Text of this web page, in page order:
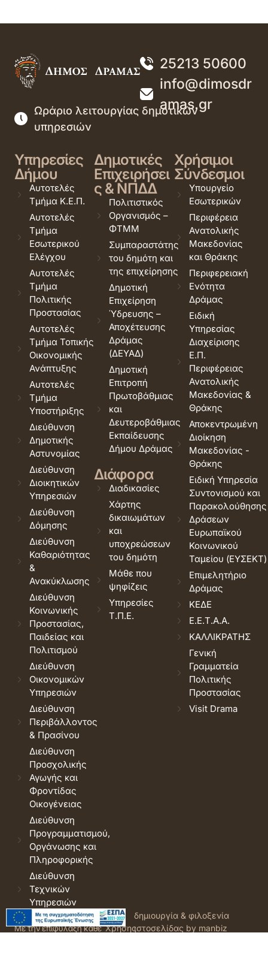
25213 50600
info@dimosdr
amas.gr
Ωράριο λειτουργίας δημοτικών
υπηρεσιών
Υπηρεσίες
Δήμου
Αυτοτελές
Τμήμα Κ.Ε.Π.
Αυτοτελές
Τμήμα
Εσωτερικού
Ελέγχου
Αυτοτελές
Τμήμα
Πολιτικής
Προστασίας
Αυτοτελές
Τμήμα Τοπικής
Οικονομικής
Ανάπτυξης
Αυτοτελές
Τμήμα
Υποστήριξης
Διεύθυνση
Δημοτικής
Αστυνομίας
Διεύθυνση
Διοικητικών
Υπηρεσιών
Διεύθυνση
Δόμησης
Διεύθυνση
Καθαριότητας
&
Ανακύκλωσης
Διεύθυνση
Κοινωνικής
Προστασίας,
Παιδείας και
Πολιτισμού
Διεύθυνση
Οικονομικών
Υπηρεσιών
Διεύθυνση
Περιβάλλοντος
& Πρασίνου
Διεύθυνση
Προσχολικής
Αγωγής και
Φροντίδας
Οικογένειας
Διεύθυνση
Προγραμματισμού,
Οργάνωσης και
Πληροφορικής
Διεύθυνση
Τεχνικών
Υπηρεσιών
Δημοτικές
Επιχειρήσει
ς & ΝΠΔΔ
Πολιτιστικός
Οργανισμός –
ΦΤΜΜ
Συμπαραστάτης
του δημότη και
της επιχείρησης
Δημοτική
Επιχείρηση
Ύδρευσης –
Αποχέτευσης
Δράμας
(ΔΕΥΑΔ)
Δημοτική
Επιτροπή
Πρωτοβάθμιας
και
Δευτεροβάθμιας
Εκπαίδευσης
Δήμου Δράμας
Διάφορα
Διαδικασίες
Χάρτης
δικαιωμάτων
και
υποχρεώσεων
του δημότη
Μάθε που
ψηφίζεις
Υπηρεσίες
Τ.Π.Ε.
Χρήσιμοι
Σύνδεσμοι
Υπουργείο
Εσωτερικών
Περιφέρεια
Ανατολικής
Μακεδονίας
και Θράκης
Περιφερειακή
Ενότητα
Δράμας
Ειδική
Υπηρεσίας
Διαχείρισης
Ε.Π.
Περιφέρειας
Ανατολικής
Μακεδονίας &
Θράκης
Αποκεντρωμένη
Διοίκηση
Μακεδονίας -
Θράκης
Ειδική Υπηρεσία
Συντονισμού και
Παρακολούθησης
Δράσεων
Ευρωπαϊκού
Κοινωνικού
Ταμείου (ΕΥΣΕΚΤ)
Επιμελητήριο
Δράμας
ΚΕΔΕ
Ε.Ε.Τ.Α.Α.
ΚΑΛΛΙΚΡΑΤΗΣ
Γενική
Γραμματεία
Πολιτικής
Προστασίας
Visit Drama
© 2026 Δήμος Δράμας.
Με την επιφύλαξη κάθε
Όροι
Χρήσης
δημιουργία & φιλοξενία
ιστοσελίδας by manbiz